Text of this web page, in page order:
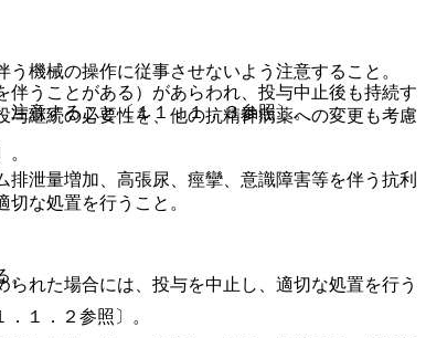
機械の操作に従事させないよう注意すること。
意すること〔１１．１．３参照〕。
。
１．２参照〕。
うことがある）があらわれ、投与中止後も持続す
継続の必要性を、他の抗精神病薬への変更も考慮
泄量増加、高張尿、痙攣、意識障害等を伴う抗利
な処置を行うこと。
れた場合には、投与を中止し、適切な処置を行う